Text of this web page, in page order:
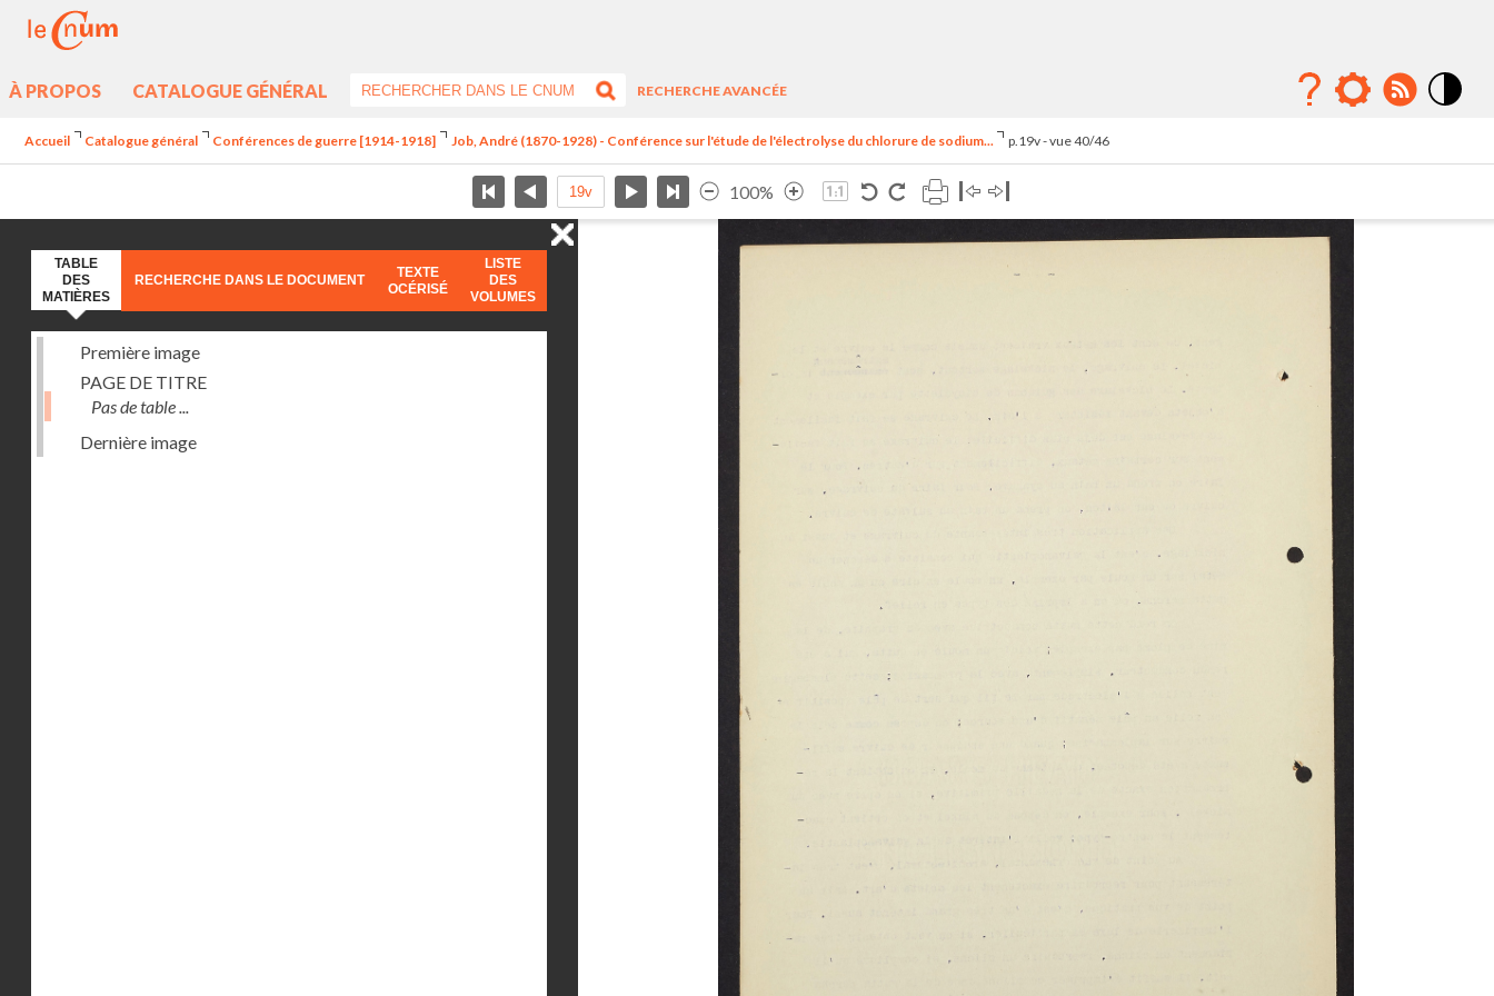
À PROPOS CATALOGUE GÉNÉRAL
RECHERCHE AVANCÉE
Accueil Catalogue général Conférences de guerre [1914-1918] Job, André (1870-1928) - Conférence sur l'étude de l'électrolyse du chlorure de sodium... p.19v - vue 40/46
100%
TABLE
DES
MATIÈRES
RECHERCHE DANS LE DOCUMENT
TEXTE
OCÉRISÉ
LISTE
DES
VOLUMES
Première image
PAGE DE TITRE
Pas de table ...
Dernière image